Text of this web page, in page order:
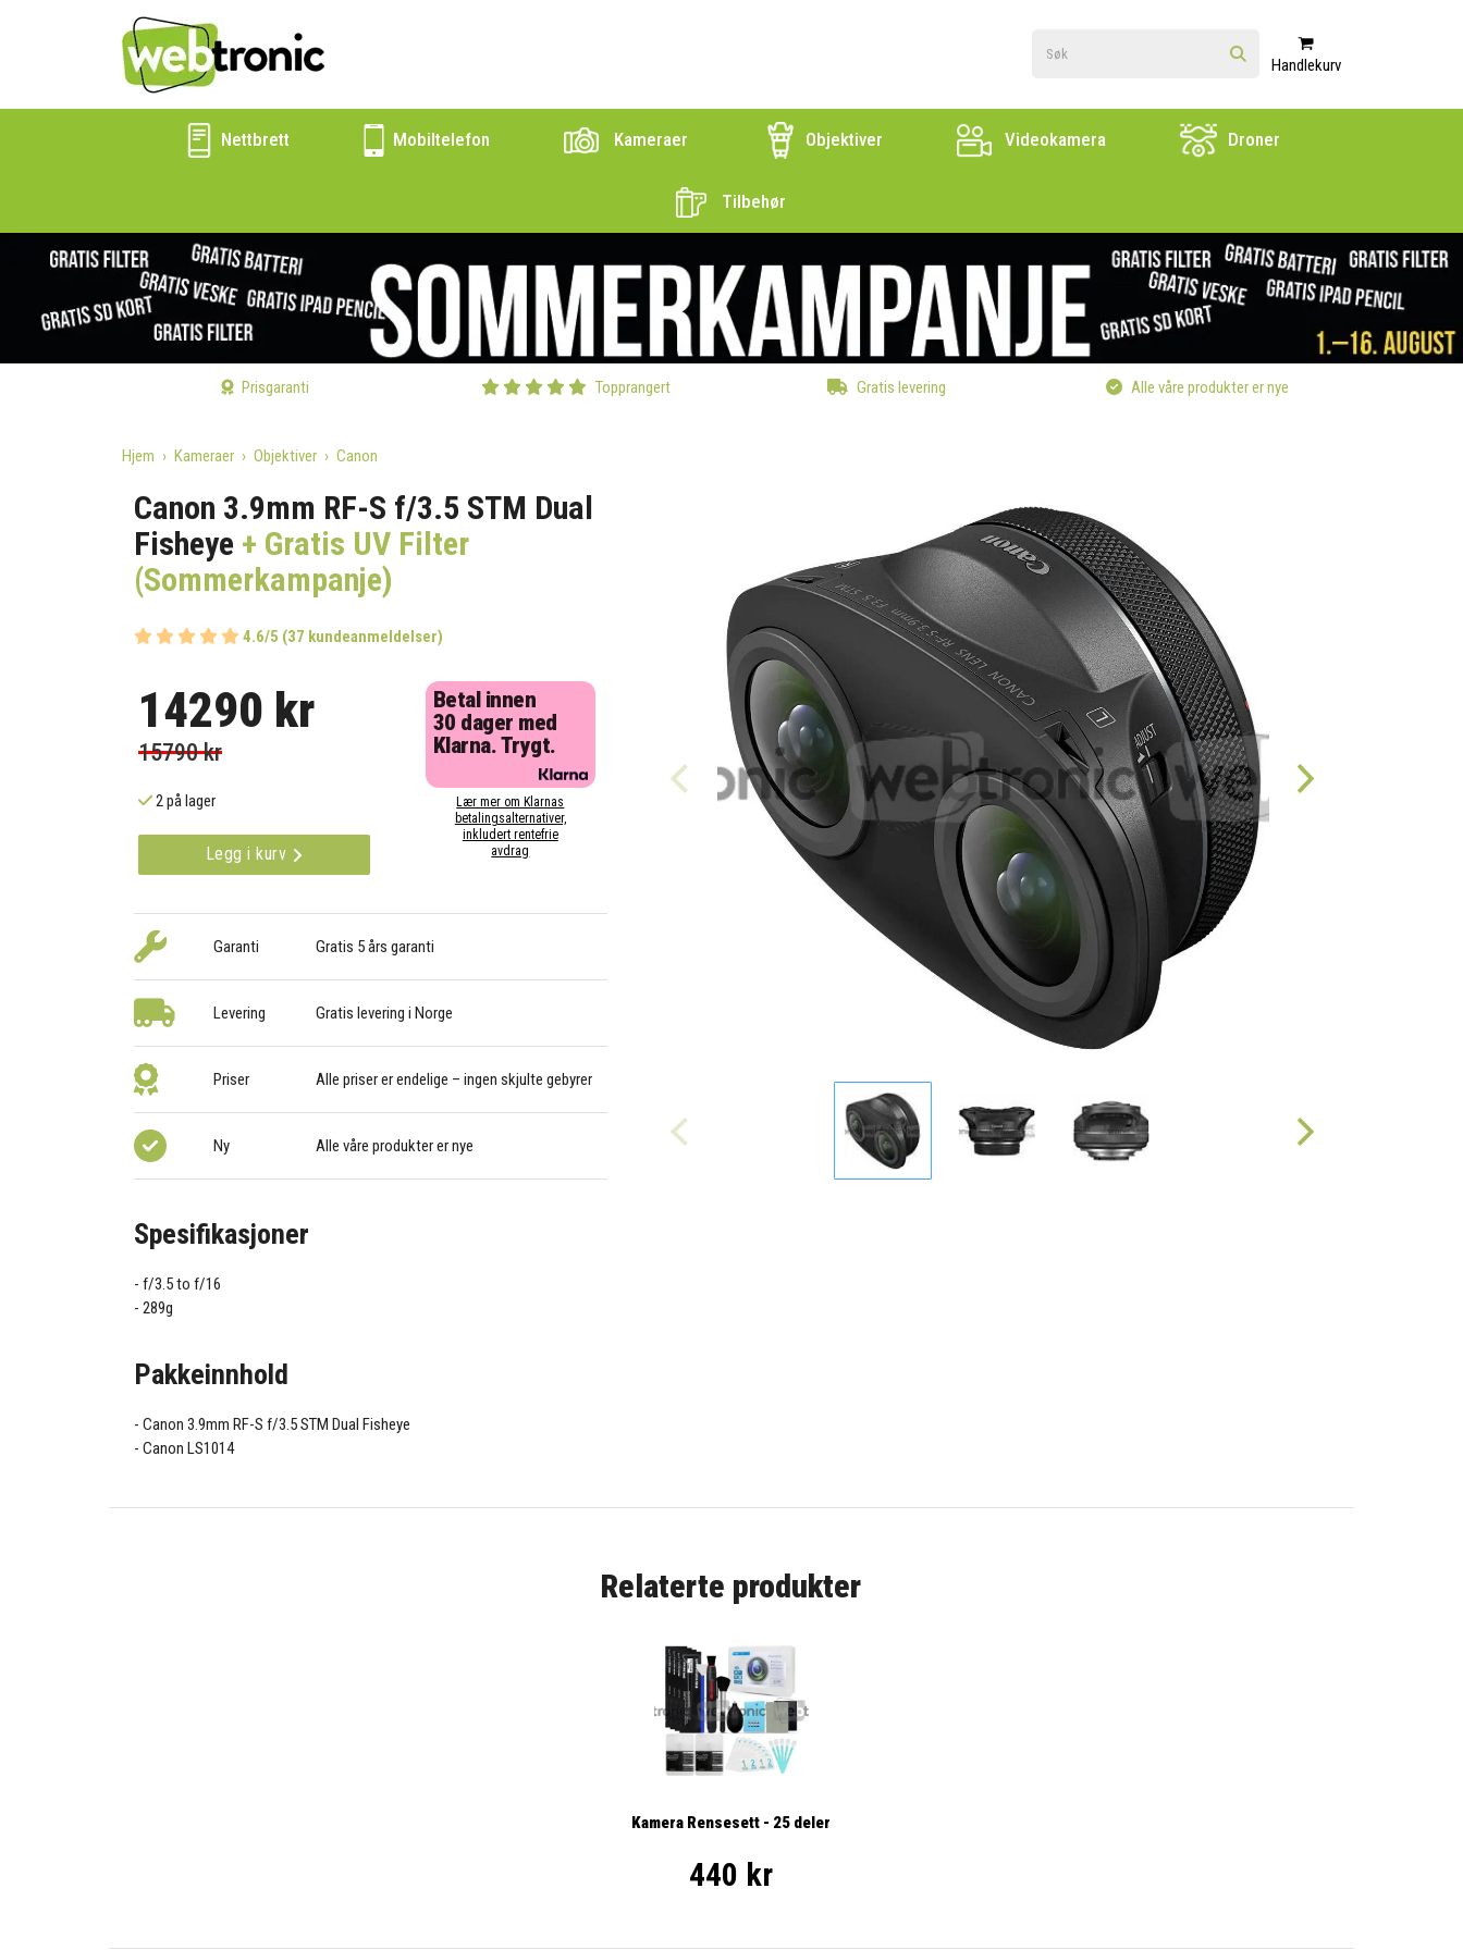
Handlekurv
Nettbrett Mobiltelefon Kameraer Objektiver Videokamera Droner
Tilbehør
Prisgaranti Topprangert Gratis levering Alle våre produkter er nye
Hjem Kameraer Objektiver Canon
Canon 3.9mm RF-S f/3.5 STM Dual
Fisheye + Gratis UV Filter
(Sommerkampanje)
4.6/5 (37 kundeanmeldelser)
14290 kr
15790 kr
2 på lager
Legg i kurv
Betal innen
30 dager med
Klarna. Trygt.
Lær mer om Klarnas
betalingsalternativer,
inkludert rentefrie
avdrag
Garanti Gratis 5 års garanti
Levering Gratis levering i Norge
Priser Alle priser er endelige – ingen skjulte gebyrer
Ny Alle våre produkter er nye
Spesifikasjoner
f/3.5 to f/16
289g
Pakkeinnhold
Canon 3.9mm RF-S f/3.5 STM Dual Fisheye
Canon LS1014
Relaterte produkter
Kamera Rensesett - 25 deler
440 kr